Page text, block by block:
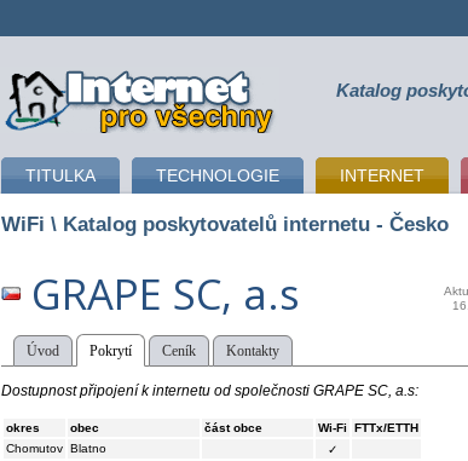
připojení k internetu Katalog
TITULKA TECHNOLOGIE INTERNET
WiFi \ Katalog poskytovatelů internetu - Česko
GRAPE SC, a.s
Úvod Pokrytí Ceník Kontakty
Dostupnost připojení k internetu od společnosti GRAPE SC, a.s:
okres obec část obce Wi-Fi
FTTx/ETTH
Chomutov Blatno
✓